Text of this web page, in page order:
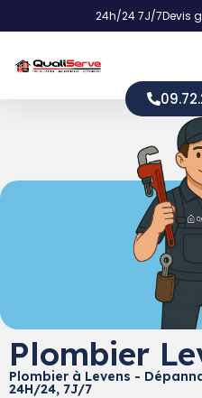
24h/24 7J/7Devis
Plombier
Plombier à Levens -
24H/24, 7J/7